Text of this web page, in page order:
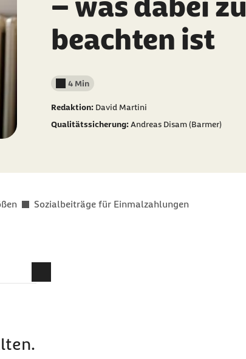
beachten ist
Lesedauer weniger als
4 Min
Redaktion: David Martini
Qualitätssicherung:Andreas Disam (Barmer)
Sozialbeiträge für Einmalzahlungen